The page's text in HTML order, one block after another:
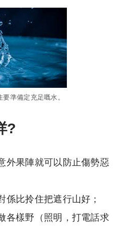
準備定充足嘅水。
?
外果陣就可以防止傷勢惡
係比拎住把遮行山好；
各樣野（照明，打電話求